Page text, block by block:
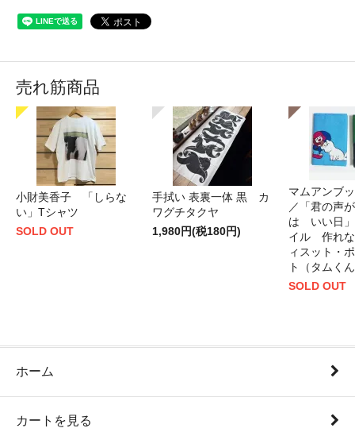
売れ筋商品
小財美香子 「しらな
い」Tシャツ
SOLD OUT
手拭い 表裏一体 黒 カ
ワグチタクヤ
1,980円(税180円)
マムアンブ
／「君の声
は いい日」
イル 作れ
ィスット・
ト（タムく
SOLD OUT
ホーム
カートを見る